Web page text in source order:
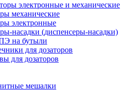
электронные и механические
механические
электронные
насадки (диспенсеры-насадки)
на бутыли
для дозаторов
для дозаторов
мешалки